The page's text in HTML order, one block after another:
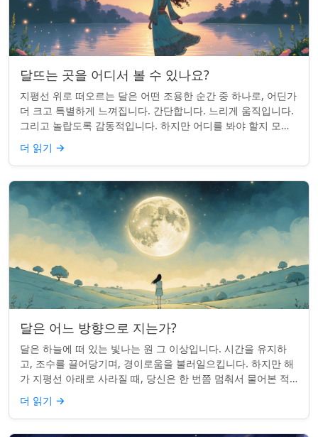
달뜨는 곳을 어디서 볼 수 있나요?
지평선 위로 떠오르는 달은 어떤 조용한 순간 중 하나로, 어딘가
더 크고 특별하게 느껴집니다. 간단합니다. 느리게 움직입니다.
그리고 놀랍도록 감동적입니다. 하지만 어디를 봐야 할지 모르
면 잡기 쉽지 않을 수 있습니...
더 읽기 →
달은 어느 방향으로 지는가?
달은 하늘에 떠 있는 빛나는 원 그 이상입니다. 시간을 유지하
고, 조수를 끌어당기며, 경이로움을 불러일으킵니다. 하지만 해
가 지평선 아래로 사라질 때, 당신은 한 번쯤 멈춰서 물어본 적
이 있나요: 그곳은 어디일까? ...
더 읽기 →